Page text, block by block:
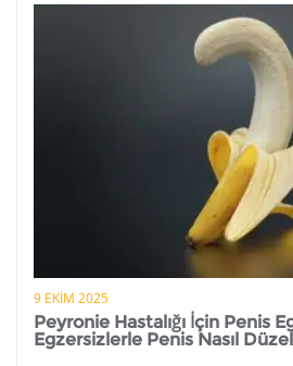
9 EKIM 2025
Peyronie Hastalığı İçin Penis
Egzersizlerle Penis Nasıl